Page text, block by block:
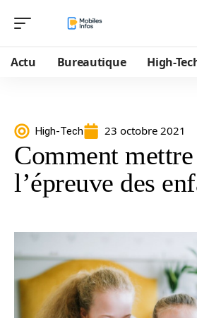
Actu Bureautique High-
High-Tech 23 octobre 2021
Comment
l’épreuve des